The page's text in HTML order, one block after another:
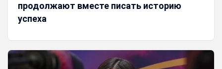
продолжают вместе писать историю
успеха